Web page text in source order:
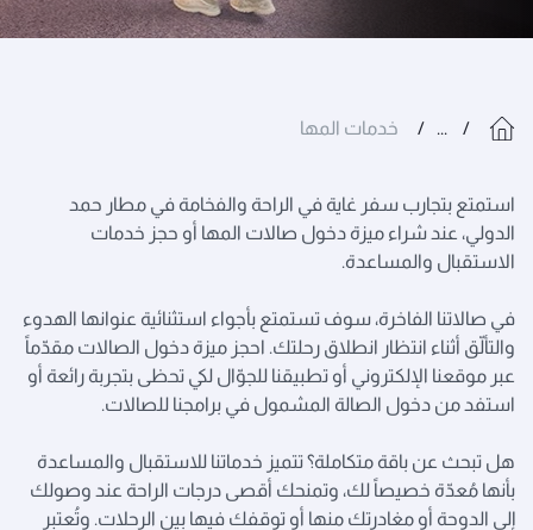
... خدمات المها
استمتع بتجارب سفر غاية في الراحة والفخامة في مطار حمد
الدولي، عند شراء ميزة دخول صالات المها أو حجز خدمات
الاستقبال والمساعدة.
في صالاتنا الفاخرة، سوف تستمتع بأجواء استثنائية عنوانها الهدوء
والتألّق أثناء انتظار انطلاق رحلتك. احجز ميزة دخول الصالات مقدّماً
عبر موقعنا الإلكتروني أو تطبيقنا للجوّال لكي تحظى بتجربة رائعة أو
استفد من دخول الصالة المشمول في برامجنا للصالات.
هل تبحث عن باقة متكاملة؟ تتميز خدماتنا للاستقبال والمساعدة
بأنها مُعدّة خصيصاً لك، وتمنحك أقصى درجات الراحة عند وصولك
إلى الدوحة أو مغادرتك منها أو توقفك فيها بين الرحلات. وتُعتبر